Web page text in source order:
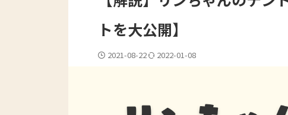
トを大公開】
2021-08-22 2022-01-08